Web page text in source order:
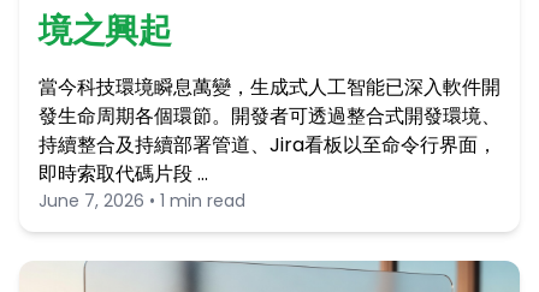
境之興起
當今科技環境瞬息萬變，生成式人工智能已深入軟件開
發生命周期各個環節。開發者可透過整合式開發環境、
持續整合及持續部署管道、Jira看板以至命令行界面，
即時索取代碼片段 …
June 7, 2026 • 1 min read